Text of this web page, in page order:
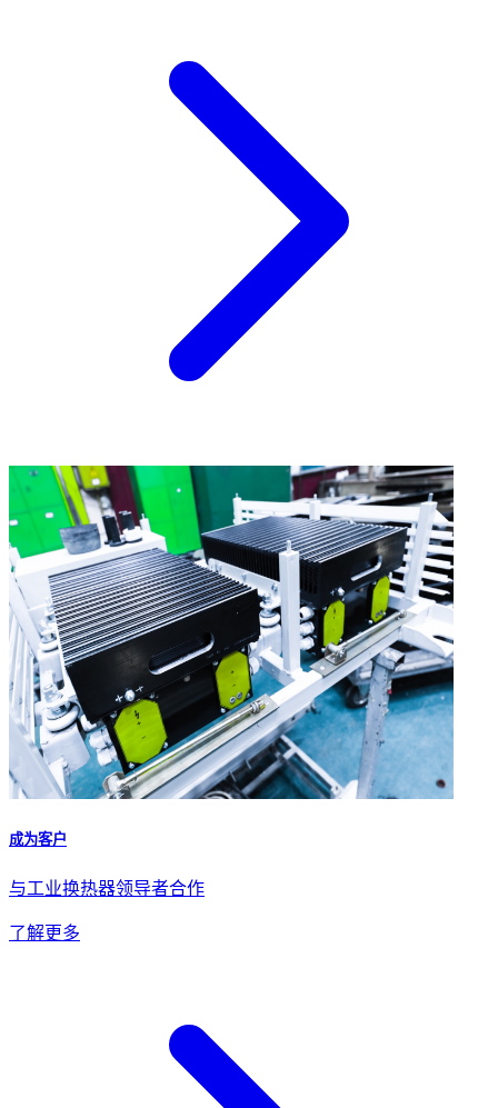
成为客户
与工业换热器领导者合作
了解更多